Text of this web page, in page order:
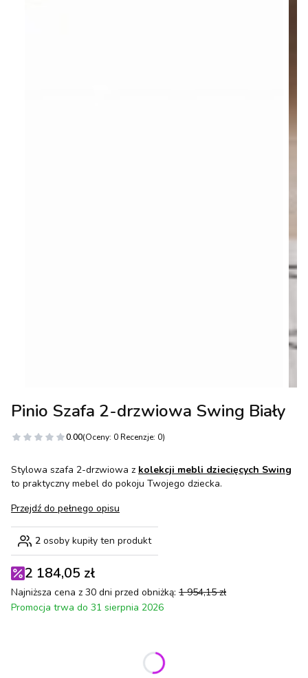
Pinio Szafa 2-drzwiowa Swing Biały
0.00(Oceny: 0 Recenzje: 0)
Stylowa szafa 2-drzwiowa z kolekcji mebli dziecięcych Swing
to praktyczny mebel do pokoju Twojego dziecka.
Przejdź do pełnego opisu
2 osoby kupiły ten produkt
2 184,05 zł
Najniższa cena z 30 dni przed obniżką: 1 954,15 zł
Promocja trwa do 31 sierpnia 2026
Poszczególne warianty mogą różnić się ceną